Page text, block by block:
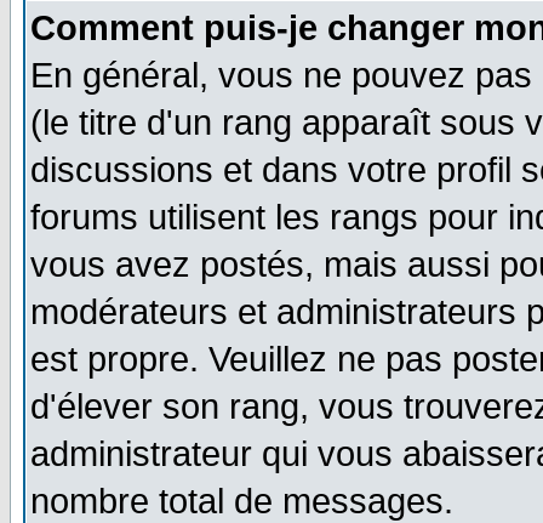
Comment puis-je changer
En général, vous ne pouvez
(le titre d'un rang apparaît sous
discussions et dans votre profil
forums utilisent les rangs pour
vous avez postés, mais aussi
modérateurs et administrateurs
est propre. Veuillez ne pas
d'élever son rang, vous
administrateur qui vous
nombre total de messages.